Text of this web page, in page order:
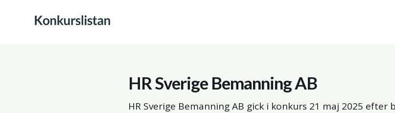
HR Sverige Bemanning AB
HR Sverige Bemanning AB gick i konkurs 21 maj 2025 efter